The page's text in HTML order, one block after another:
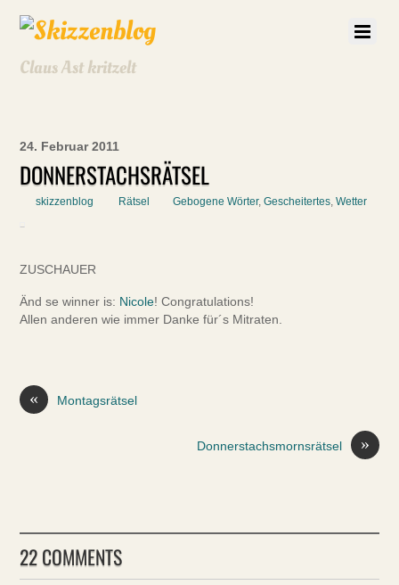
Claus Ast kritzelt
24. Februar 2011
DONNERSTACHSRÄTSEL
skizzenblog Rätsel Gebogene Wörter,Gescheitertes,Wetter
ZUSCHAUER
Änd se winner is: Nicole! Congratulations!
Allen anderen wie immer Danke für´s Mitraten.
« Montagsrätsel
»
Donnerstachsmornsrätsel
22 COMMENTS